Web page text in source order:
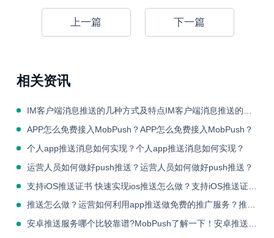
上一篇 下一篇
相关资讯
APP怎么免费接入MobPush？APP怎么免费接入MobPush？
个人app推送消息如何实现？个人app推送消息如何实现？
运营人员如何做好push推送？运营人员如何做好push推送？
推送怎么做？运营如何利用app推送做免费的推广服务？推送怎么做？运营如何利用app推送做免费的推广服务？
安卓推送服务哪个比较靠谱?MobPush了解一下！安卓推送服务哪个比较靠谱?MobPush了解一下！